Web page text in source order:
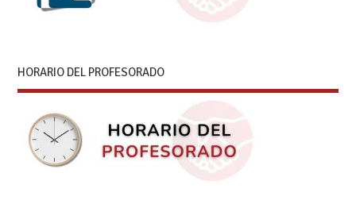
HORARIO DEL PROFESORADO